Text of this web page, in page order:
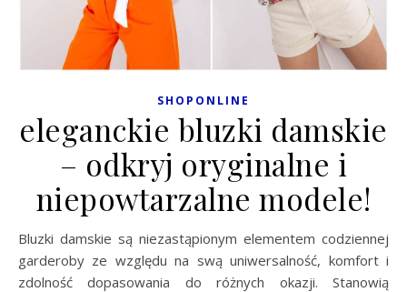
SHOPONLINE
eleganckie bluzki damskie
– odkryj oryginalne i
niepowtarzalne modele!
Bluzki damskie są niezastąpionym elementem codziennej
garderoby ze względu na swą uniwersalność, komfort i
zdolność dopasowania do różnych okazji. Stanowią